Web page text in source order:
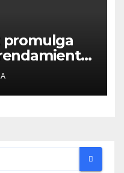
promulga